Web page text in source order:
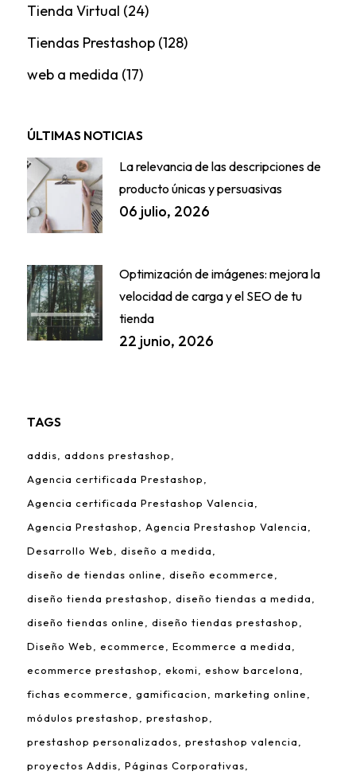
Tienda Virtual (24)
Tiendas Prestashop(128)
web a medida (17)
ÚLTIMAS NOTICIAS
La relevancia de las descripciones de
producto únicas y persuasivas
06 julio, 2026
Optimización de imágenes: mejora la
velocidad de carga y el SEO de tu
tienda
22 junio, 2026
TAGS
addis
addons prestashop
Agencia certificada Prestashop
Agencia certificada Prestashop Valencia
Agencia Prestashop
Agencia Prestashop Valencia
Desarrollo Web
diseño a medida
diseño de tiendas online
diseño ecommerce
diseño tienda prestashop
diseño tiendas a medida
diseño tiendas online
diseño tiendas prestashop
Diseño Web
ecommerce
Ecommerce a medida
ecommerce prestashop
ekomi
eshow barcelona
fichas ecommerce
gamificacion
marketing online
módulos prestashop
prestashop
prestashop personalizados
prestashop valencia
proyectos Addis
Páginas Corporativas